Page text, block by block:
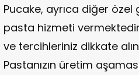
Pucake, ayrıca diğer özel
pasta hizmeti
ve tercihleriniz dikkate
Pastanızın üretim